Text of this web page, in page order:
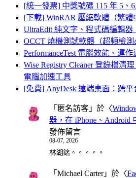
[統一發票] 中獎號碼 115 年 5、6
[下載] WinRAR 壓縮軟體（繁體
UltraEdit 純文字、程式碼編輯器
OCCT 燒機測試軟體（超頻檢測
PerformanceTest 電腦效能、運
Wise Registry Cleaner 登錄檔清
電腦加速工具
[免費] AnyDesk 遠端桌面：跨平
「 匿名訪客 」於〈
器，在 iPhone、Android
發佈留言
08-07, 2026
林湖銘。。。。。
「 Michael Carter」於〈